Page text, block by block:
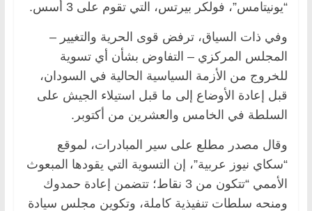
“يونيتامس”، فولكر بيرتس، التي تقوم على 3 أسس.
وفي ذات السياق، ترفض قوى الحرية والتغيير –
المجلس المركزي – التفاوض بشأن أي تسوية
للخروج من الأزمة السياسية الحالية في السودان،
قبل إعادة الأوضاع إلى ما قبل استيلاء الجيش على
السلطة في الخامس والعشرين من أكتوبر.
وقال مصدر مطلع على سير المبادرات، لموقع
“سكاي نيوز عربية”، إن التسوية التي يقودها المبعوث
الأممي “تتكون من 3 نقاط؛ تتضمن إعادة حمدوك
ومنحه سلطات تنفيذية كاملة، وتكوين مجلس سيادة